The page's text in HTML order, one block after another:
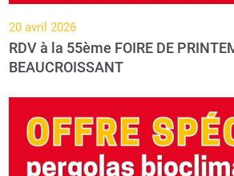
20 avril 2026
RDV à la 55ème FOIRE DE
BEAUCROISSANT